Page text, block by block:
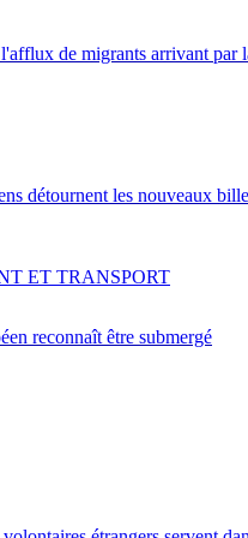
de migrants arrivant par
détournent les nouveaux
reconnaît être submergé
ET TRANSPORT